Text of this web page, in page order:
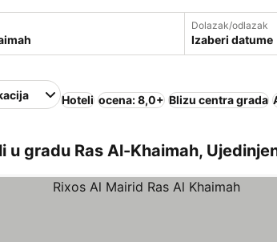
Dolazak/odlazak
Izaberi datume
Hoteli ocena: 8,0+ Blizu centra grada
u gradu Ras Al-Khaimah,